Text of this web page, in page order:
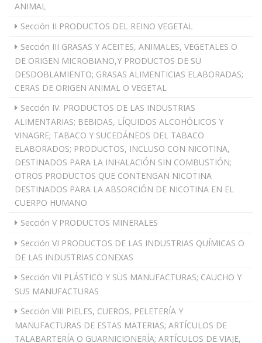
ANIMAL
Sección II PRODUCTOS DEL REINO VEGETAL
Sección III GRASAS Y ACEITES, ANIMALES, VEGETALES O
DE ORIGEN MICROBIANO,Y PRODUCTOS DE SU
DESDOBLAMIENTO; GRASAS ALIMENTICIAS ELABORADAS;
CERAS DE ORIGEN ANIMAL O VEGETAL
Sección IV. PRODUCTOS DE LAS INDUSTRIAS
ALIMENTARIAS; BEBIDAS, LÍQUIDOS ALCOHÓLICOS Y
VINAGRE; TABACO Y SUCEDÁNEOS DEL TABACO
ELABORADOS; PRODUCTOS, INCLUSO CON NICOTINA,
DESTINADOS PARA LA INHALACIÓN SIN COMBUSTIÓN;
OTROS PRODUCTOS QUE CONTENGAN NICOTINA
DESTINADOS PARA LA ABSORCIÓN DE NICOTINA EN EL
CUERPO HUMANO
Sección V PRODUCTOS MINERALES
Sección VI PRODUCTOS DE LAS INDUSTRIAS QUÍMICAS O
DE LAS INDUSTRIAS CONEXAS
Sección VII PLÁSTICO Y SUS MANUFACTURAS; CAUCHO Y
SUS MANUFACTURAS
Sección VIII PIELES, CUEROS, PELETERÍA Y
MANUFACTURAS DE ESTAS MATERIAS; ARTÍCULOS DE
TALABARTERÍA O GUARNICIONERÍA; ARTÍCULOS DE VIAJE,